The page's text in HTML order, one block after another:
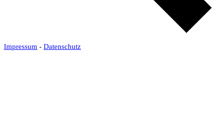
Impressum - Datenschutz